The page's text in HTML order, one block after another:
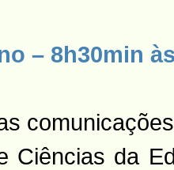
– 8h30min
comunicações
Ciências da